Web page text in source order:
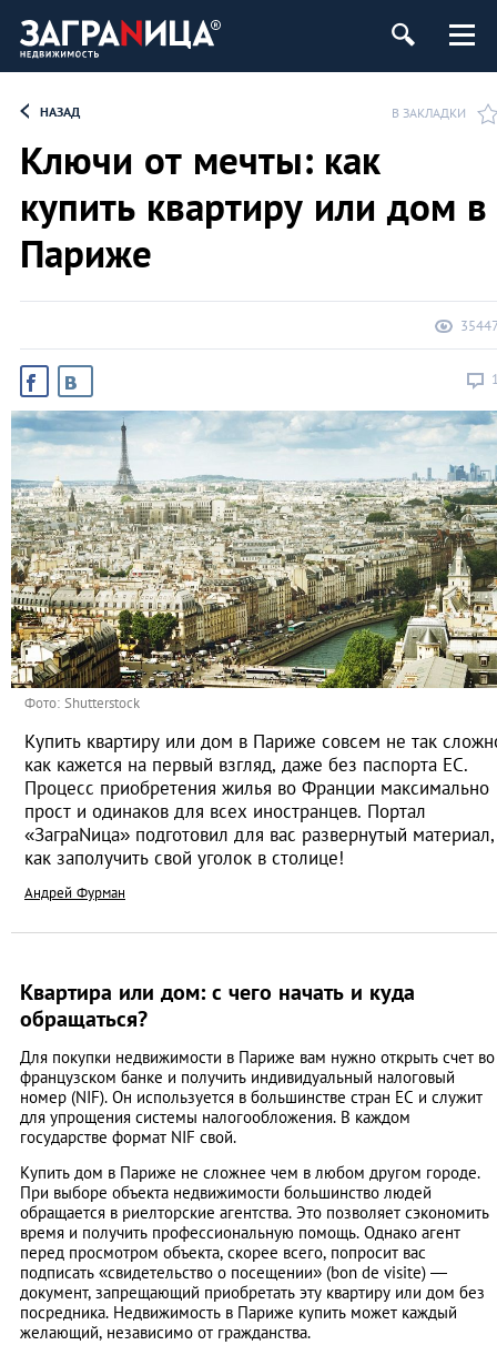
НАЗАД В ЗАКЛАДКИ
Ключи от мечты: как
купить квартиру или дом в
Париже
Фото: Shutterstock
Купить квартиру или дом в Париже совсем не так
как кажется на первый взгляд, даже без паспорта ЕС.
Процесс приобретения жилья во Франции максимально
прост и одинаков для всех иностранцев. Портал
«ЗаграNица» подготовил для вас развернутый материал,
как заполучить свой уголок в столице!
Андрей Фурман
Квартира или дом: с чего начать и куда
обращаться?
Для покупки недвижимости в Париже вам нужно открыть счет во
французском банке и получить индивидуальный налоговый
номер (NIF). Он используется в большинстве стран ЕС и служит
для упрощения системы налогообложения. В каждом
государстве формат NIF свой.
Купить дом в Париже не сложнее чем в любом другом городе.
При выборе объекта недвижимости большинство людей
обращается в риелторские агентства. Это позволяет сэкономить
время и получить профессиональную помощь. Однако агент
перед просмотром объекта, скорее всего, попросит вас
подписать «свидетельство о посещении» (bon de visite) —
документ, запрещающий приобретать эту квартиру или дом без
посредника. Недвижимость в Париже купить может каждый
желающий, независимо от гражданства.